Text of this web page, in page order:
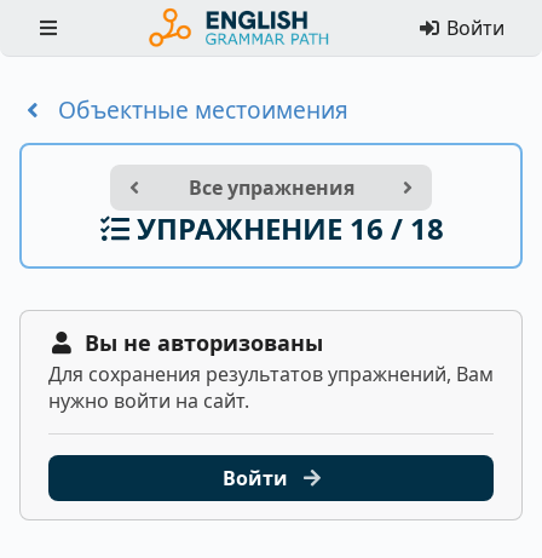
Войти
Объектные местоимения
Все упражнения
УПРАЖНЕНИЕ 16 / 18
Вы не авторизованы
Для сохранения результатов упражнений, Вам
нужно войти на сайт.
Войти